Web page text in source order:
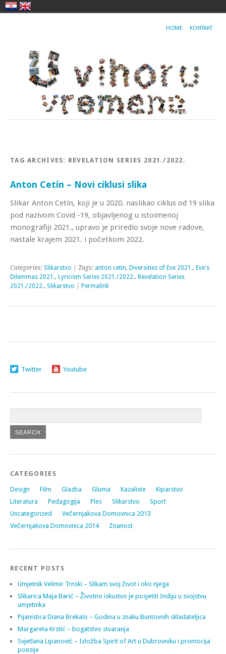
HOME KONTAKT
TAG ARCHIVES: REVELATION SERIES 2021./2022.
Anton Cetín – Novi ciklusi slika
Slikar Anton Cetín, koji je u 2020. naslikao ciklus od 19 slika
pod nazivom Covid -19, objavljenog u istoimenoj
monografiji 2021., upravo je priredio svoje nove radove,
nastale krajem 2021. i početkom 2022.
Categories: Slikarstvo | Tags: anton cetin, Diversities of Eve 2021., Eve's
Dilemmas 2021., Lyricism Series 2021./2022., Revelation Series
2021./2022., Slikarstvo Permalink
Twitter Youtube
CATEGORIES
Design Film Glazba Gluma Kazaliste
Kiparstvo
Literatura
Pedagogija Ples Slikarstvo
Sport
Uncategorized
Večernjakova Domovnica 2013
Večernjakova Domovnica 2014
Znanost
RECENT POSTS
Umjetnik Velimir Trnski – Slikam svoj život i oko njega
Slikarica Maja Barić – Životno iskustvo je posjetiti Indiju u svojstvu
umjetnika
Pijanistica Diana Brekalo – Godina u znaku Buntovnih skladateljica
Margareta Krstić – bogatstvo stvaranja
Svjetlana Lipanović – Izložba Spirit of Art u Dubrovniku i promocija
poezije